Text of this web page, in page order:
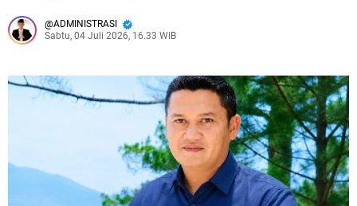
ADMINISTRASI
Sabtu, 04 Juli 2026, 16.33 WIB